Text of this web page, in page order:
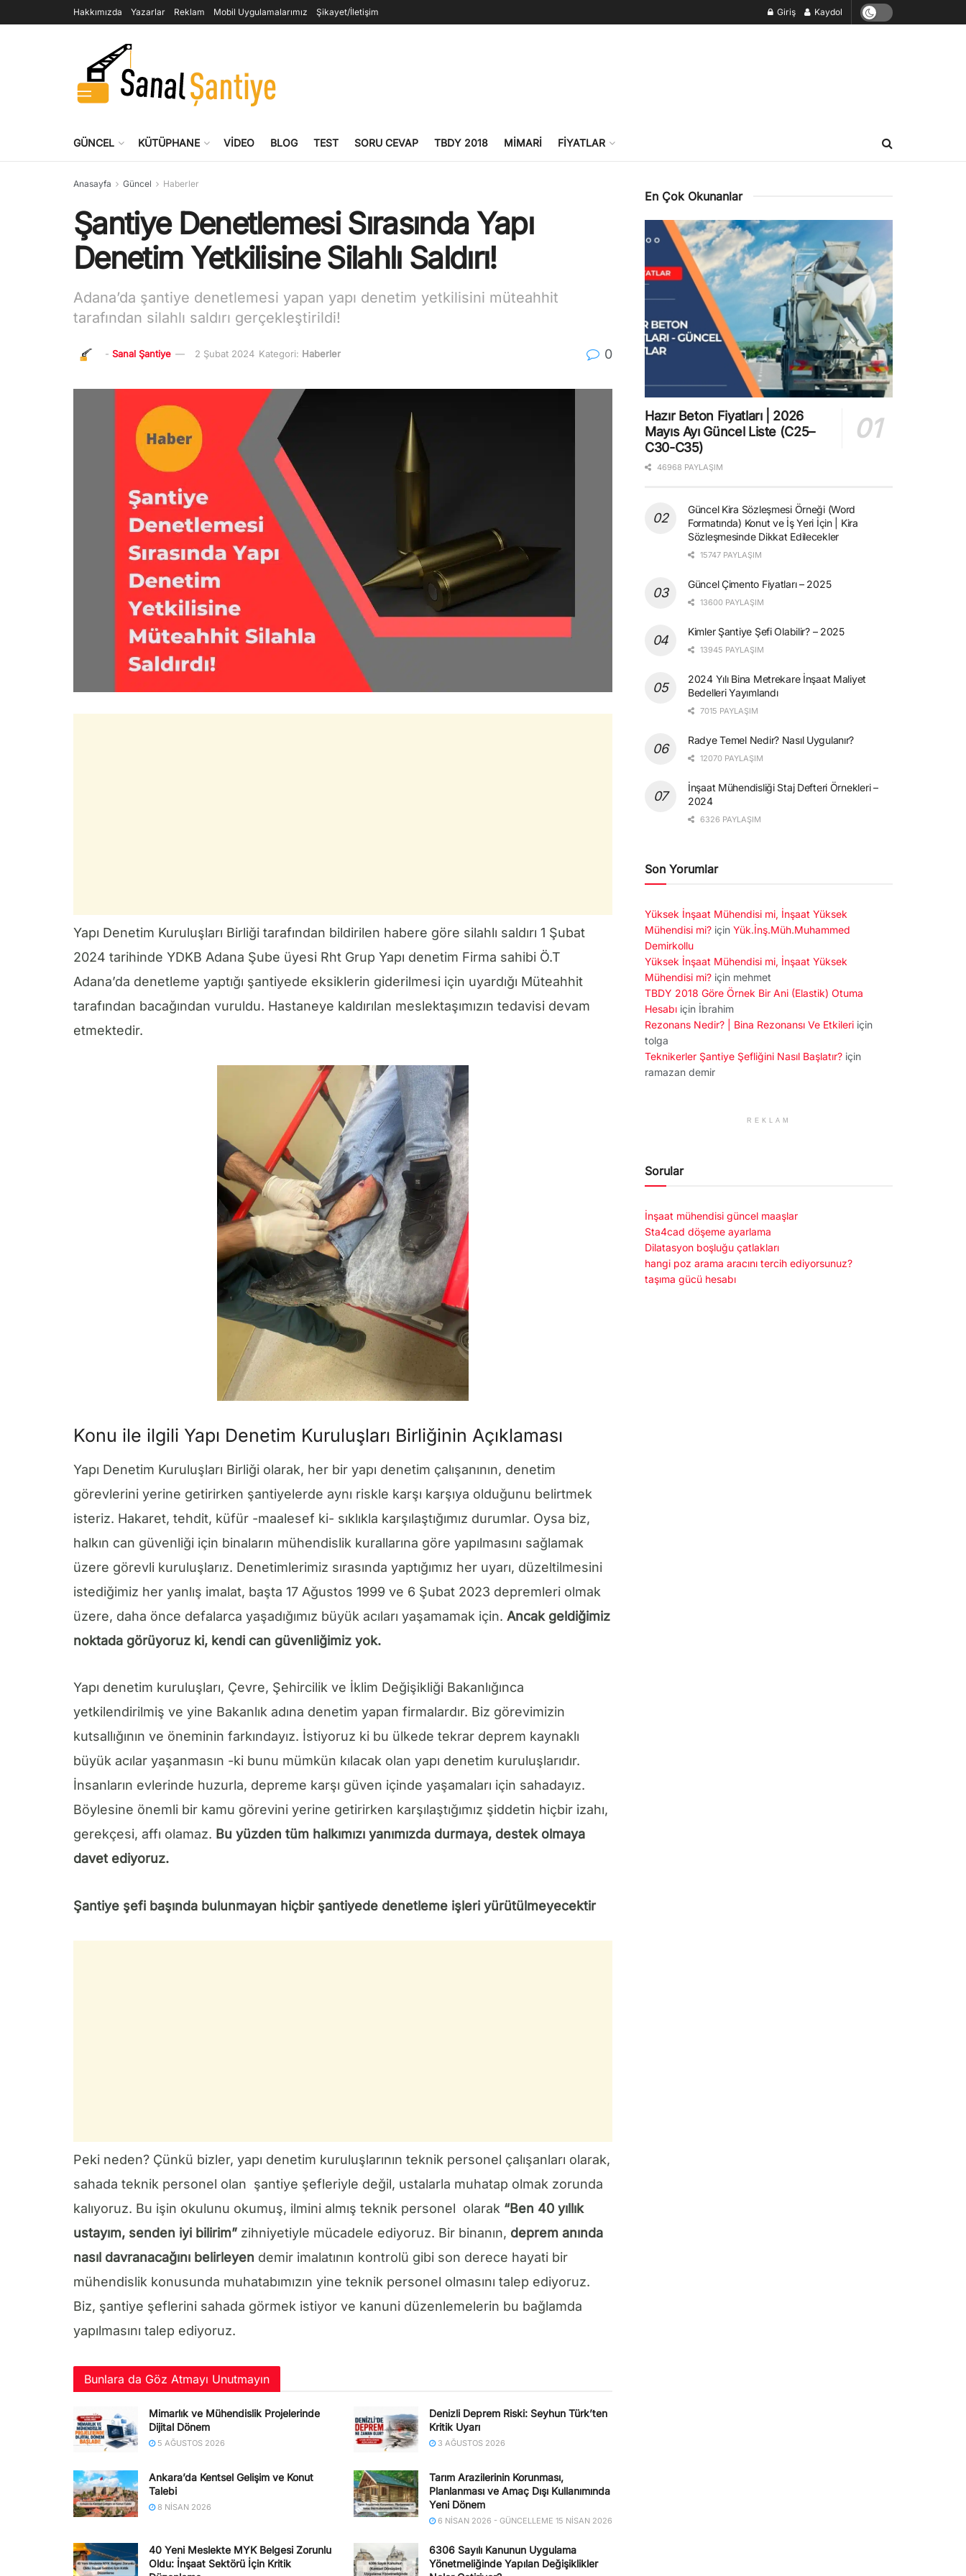
Hakkımızda Yazarlar Reklam Mobil Uygulamalarımız Şikayet/İletişim Giriş Kaydol
GÜNCEL KÜTÜPHANE VIDEO BLOG TEST SORU CEVAP TBDY 2018 MIMARI FIYATLAR
Anasayfa Güncel Haberler
Şantiye Denetlemesi Sırasında Yapı
Denetim Yetkilisine Silahlı Saldırı!
Adana’da şantiye denetlemesi yapan yapı denetim yetkilisini müteahhit
tarafından silahlı saldırı gerçekleştirildi!
- Sanal Şantiye 2 Şubat 2024 Kategori: Haberler 0
Yapı Denetim Kuruluşları Birliği tarafından bildirilen habere göre silahlı saldırı 1 Şubat
2024 tarihinde YDKB Adana Şube üyesi Rht Grup Yapı denetim Firma sahibi Ö.T
Adana’da denetleme yaptığı şantiyede eksiklerin giderilmesi için uyardığı Müteahhit
tarafından bacağından vuruldu. Hastaneye kaldırılan meslektaşımızın tedavisi devam
etmektedir.
Konu ile ilgili Yapı Denetim Kuruluşları Birliğinin Açıklaması
Yapı Denetim Kuruluşları Birliği olarak, her bir yapı denetim çalışanının, denetim
görevlerini yerine getirirken şantiyelerde aynı riskle karşı karşıya olduğunu belirtmek
isteriz. Hakaret, tehdit, küfür -maalesef ki- sıklıkla karşılaştığımız durumlar. Oysa biz,
halkın can güvenliği için binaların mühendislik kurallarına göre yapılmasını sağlamak
üzere görevli kuruluşlarız. Denetimlerimiz sırasında yaptığımız her uyarı, düzeltilmesini
istediğimiz her yanlış imalat, başta 17 Ağustos 1999 ve 6 Şubat 2023 depremleri olmak
üzere, daha önce defalarca yaşadığımız büyük acıları yaşamamak için. Ancak geldiğimiz
noktada görüyoruz ki, kendi can güvenliğimiz yok.
Yapı denetim kuruluşları, Çevre, Şehircilik ve İklim Değişikliği Bakanlığınca
yetkilendirilmiş ve yine Bakanlık adına denetim yapan firmalardır. Biz görevimizin
kutsallığının ve öneminin farkındayız. İstiyoruz ki bu ülkede tekrar deprem kaynaklı
büyük acılar yaşanmasın -ki bunu mümkün kılacak olan yapı denetim kuruluşlarıdır.
İnsanların evlerinde huzurla, depreme karşı güven içinde yaşamaları için sahadayız.
Böylesine önemli bir kamu görevini yerine getirirken karşılaştığımız şiddetin hiçbir izahı,
gerekçesi, affı olamaz. Bu yüzden tüm halkımızı yanımızda durmaya, destek olmaya
davet ediyoruz.
Şantiye şefi başında bulunmayan hiçbir şantiyede denetleme işleri yürütülmeyecektir
Peki neden? Çünkü bizler, yapı denetim kuruluşlarının teknik personel çalışanları olarak,
sahada teknik personel olan şantiye şefleriyle değil, ustalarla muhatap olmak zorunda
kalıyoruz. Bu işin okulunu okumuş, ilmini almış teknik personel olarak “Ben 40 yıllık
ustayım, senden iyi bilirim” zihniyetiyle mücadele ediyoruz. Bir binanın, deprem anında
nasıl davranacağını belirleyen demir imalatının kontrolü gibi son derece hayati bir
mühendislik konusunda muhatabımızın yine teknik personel olmasını talep ediyoruz.
Biz, şantiye şeflerini sahada görmek istiyor ve kanuni düzenlemelerin bu bağlamda
yapılmasını talep ediyoruz.
Bunlara da Göz Atmayı Unutmayın
Mimarlık ve Mühendislik Projelerinde
Dijital Dönem
5 AĞUSTOS 2026
Denizli Deprem Riski: Seyhun Türk’ten
Kritik Uyarı
3 AĞUSTOS 2026
Ankara’da Kentsel Gelişim ve Konut
Talebi
8 NISAN 2026
Tarım Arazilerinin Korunması,
Planlanması ve Amaç Dışı Kullanımında
Yeni Dönem
6 NISAN 2026 - GÜNCELLEME 15 NISAN 2026
40 Yeni Meslekte MYK Belgesi Zorunlu
Oldu: İnşaat Sektörü İçin Kritik
6306 Sayılı Kanunun Uygulama
Yönetmeliğinde Yapılan Değişiklikler
En Çok Okunanlar
Hazır Beton Fiyatları | 2026
Mayıs Ayı Güncel Liste (C25–
C30-C35)
46968 PAYLAŞIM
Güncel Kira Sözleşmesi Örneği (Word
Formatında) Konut ve İş Yeri İçin | Kira
Sözleşmesinde Dikkat Edilecekler
15747 PAYLAŞIM
Güncel Çimento Fiyatları – 2025
13600 PAYLAŞIM
Kimler Şantiye Şefi Olabilir? – 2025
13945 PAYLAŞIM
2024 Yılı Bina Metrekare İnşaat Maliyet
Bedelleri Yayımlandı
7015 PAYLAŞIM
Radye Temel Nedir? Nasıl Uygulanır?
12070 PAYLAŞIM
İnşaat Mühendisliği Staj Defteri Örnekleri –
2024
6326 PAYLAŞIM
Son Yorumlar
Yüksek İnşaat Mühendisi mi, İnşaat Yüksek
Mühendisi mi? için Yük.İnş.Müh.Muhammed
Demirkollu
Yüksek İnşaat Mühendisi mi, İnşaat Yüksek
Mühendisi mi? için mehmet
TBDY 2018 Göre Örnek Bir Ani (Elastik) Otuma
Hesabı için İbrahim
Rezonans Nedir? | Bina Rezonansı Ve Etkileri için
tolga
Teknikerler Şantiye Şefliğini Nasıl Başlatır? için
ramazan demir
REKLAM
Sorular
İnşaat mühendisi güncel maaşlar
Sta4cad döşeme ayarlama
Dilatasyon boşluğu çatlakları
hangi poz arama aracını tercih ediyorsunuz?
taşıma gücü hesabı